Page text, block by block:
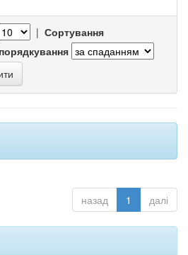
| Сортування
назад 1 далі